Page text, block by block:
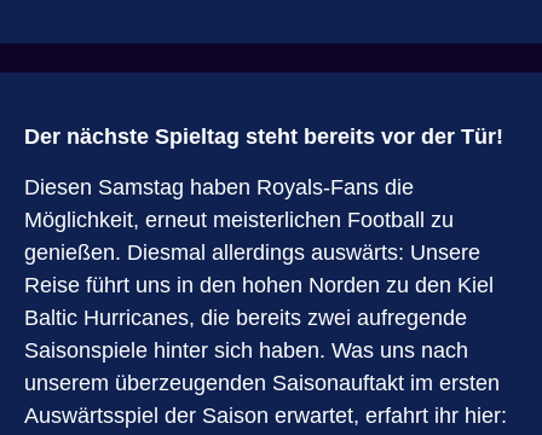
Der nächste Spieltag steht bereits vor der Tür!
Diesen Samstag haben Royals-Fans die
Möglichkeit, erneut meisterlichen Football zu
genießen. Diesmal allerdings auswärts: Unsere
Reise führt uns in den hohen Norden zu den Kiel
Baltic Hurricanes, die bereits zwei aufregende
Saisonspiele hinter sich haben. Was uns nach
unserem überzeugenden Saisonauftakt im ersten
Auswärtsspiel der Saison erwartet, erfahrt ihr hier: